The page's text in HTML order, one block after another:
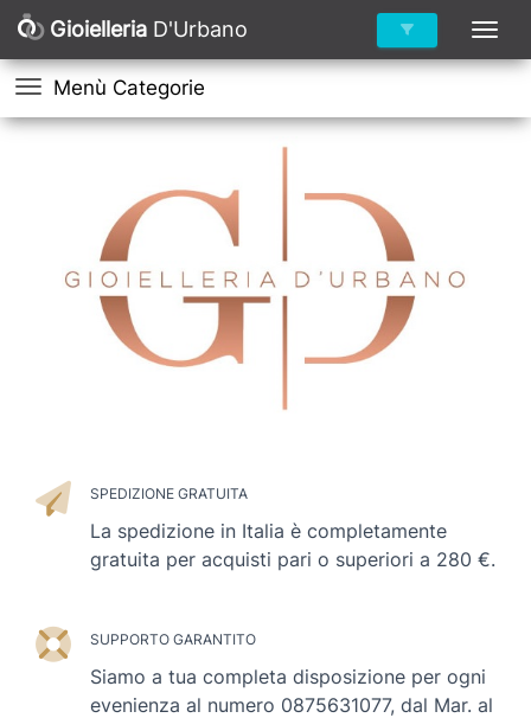
Gioielleria D'Urbano
Menù Categorie
SPEDIZIONE GRATUITA
La spedizione in Italia è completamente
gratuita per acquisti pari o superiori a 280 €.
SUPPORTO GARANTITO
Siamo a tua completa disposizione per ogni
evenienza al numero 0875631077, dal Mar. al